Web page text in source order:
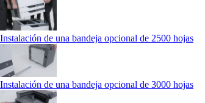
Instalación de una bandeja opcional de 2500 hojas
Instalación de una bandeja opcional de 3000 hojas